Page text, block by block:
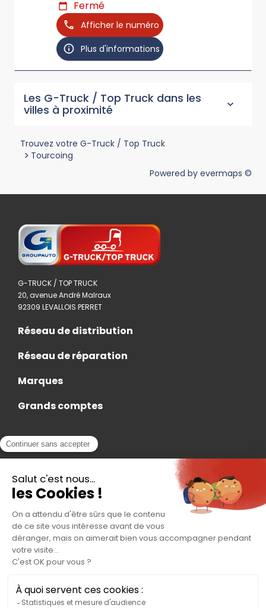
Fermé
Afficher le numéro
Plus d'informations
Les G-Truck / Top Truck dans les
villes à proximité
Trouvez votre G-Truck / Top Truck
> Tourcoing
Powered by evermaps ©
G-TRUCK / TOP TRUCK
20, avenue André Malraux
92309 LEVALLOIS PERRET
Réseau de distribution
Réseau de réparation
Marques
Grands comptes
Actualités
Contact
Accès Adhérent